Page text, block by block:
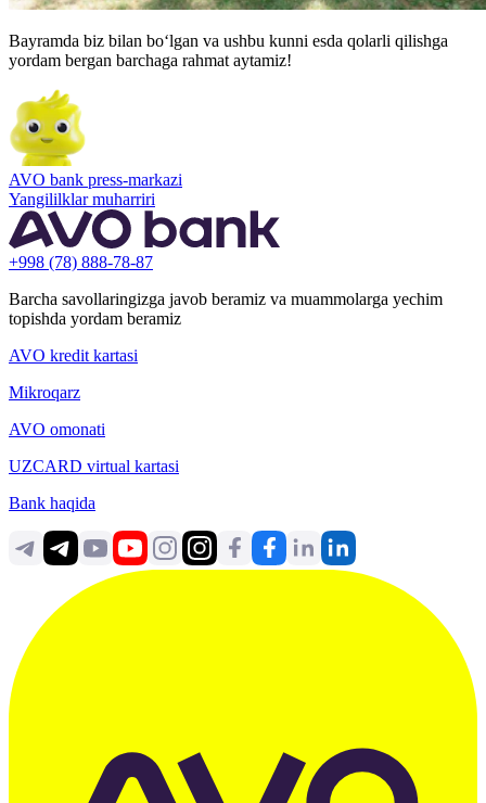
Bayramda biz bilan bo‘lgan va ushbu kunni esda qolarli qilishga
yordam bergan barchaga rahmat aytamiz!
AVO bank press-markazi
Yangililklar muharriri
+998 (78) 888-78-87
Barcha savollaringizga javob beramiz va muammolarga yechim
topishda yordam beramiz
AVO kredit kartasi
Mikroqarz
AVO omonati
UZCARD virtual kartasi
Bank haqida